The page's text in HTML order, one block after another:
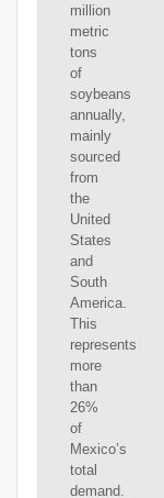
million
metric
tons
of
soybeans
annually,
mainly
sourced
from
the
United
States
and
South
America.
This
represents
more
than
26%
of
Mexico’s
total
demand.